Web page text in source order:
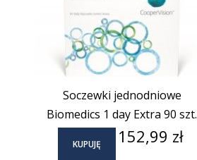
Soczewki jednodniowe
Biomedics 1 day Extra 90 szt.
KUPUJĘ Cena
152,99 zł